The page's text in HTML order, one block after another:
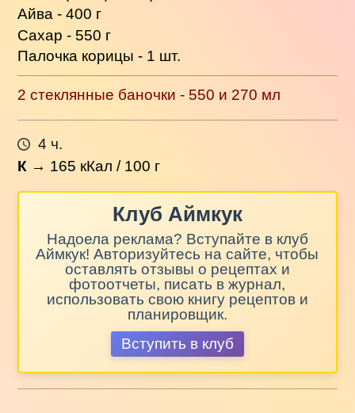
Айва - 400 г
Сахар - 550 г
Палочка корицы - 1 шт.
2 стеклянные баночки - 550 и 270 мл
4 ч.
К → 165 кКал / 100 г
Клуб Аймкук
Надоела реклама? Вступайте в клуб
Аймкук! Авторизуйтесь на сайте, чтобы
оставлять отзывы о рецептах и
фотоотчеты, писать в журнал,
использовать свою книгу рецептов и
планировщик.
Вступить в клуб